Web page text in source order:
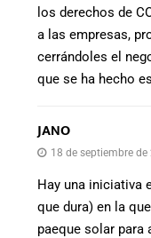
los derechos de
a las empresas,
cerrándoles el
que se ha hecho
JANO
18 de septiembre
Hay una iniciativa
que dura) en la
paeque solar para